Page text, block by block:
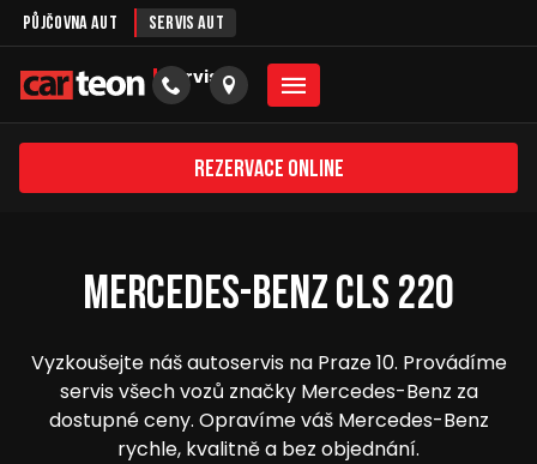
Půjčovna aut Servis aut
servis
Rezervace online
Mercedes-Benz CLS 220
Vyzkoušejte náš autoservis na Praze 10. Provádíme
servis všech vozů značky Mercedes-Benz za
dostupné ceny. Opravíme váš Mercedes-Benz
rychle, kvalitně a bez objednání.